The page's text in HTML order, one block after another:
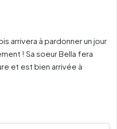
arrivera à pardonner un jour
! Sa soeur Bella fera
et est bien arrivée à